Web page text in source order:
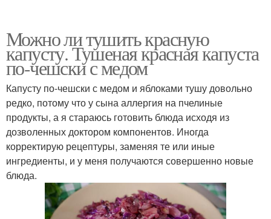
Можно ли тушить красную
капусту. Тушеная красная капуста
по-чешски с медом
Капусту по-чешски с медом и яблоками тушу довольно
редко, потому что у сына аллергия на пчелиные
продукты, а я стараюсь готовить блюда исходя из
дозволенных доктором компонентов. Иногда
корректирую рецептуры, заменяя те или иные
ингредиенты, и у меня получаются совершенно новые
блюда.